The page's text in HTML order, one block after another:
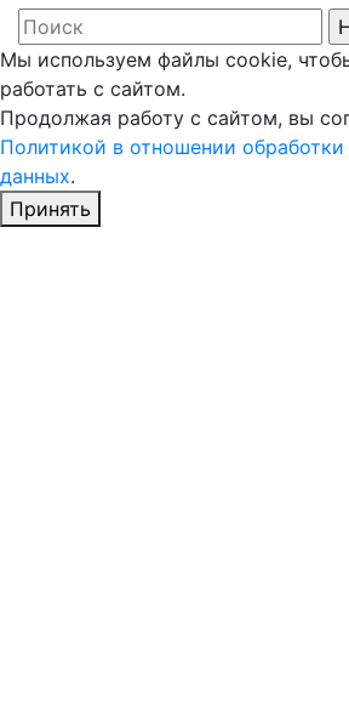
Мы используем файлы cookie,
работать с сайтом.
Продолжая работу с сайтом, вы
Политикой в отношении обработки
данных.
Принять